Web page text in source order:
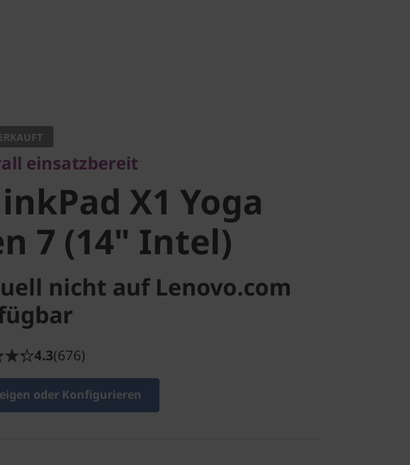
X1 Yoga
7 (14" Intel)
einsatzbereit
X1 Yoga
7 (14" Intel)
nicht auf Lenovo.com
4.3(676)
oder Konfigurieren